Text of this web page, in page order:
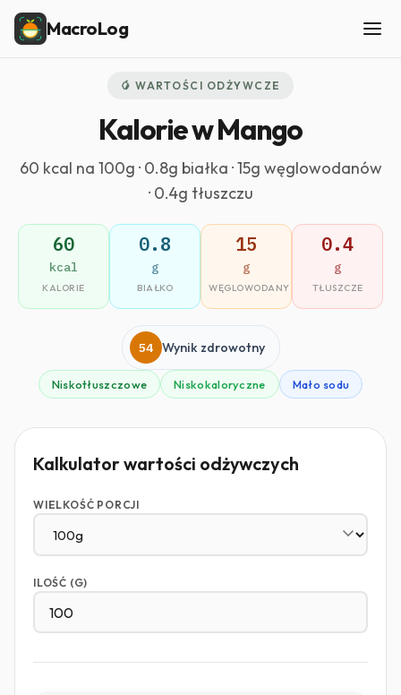
MacroLog
🥭 WARTOŚCI ODŻYWCZE
Kalorie w Mango
60 kcal na 100g · 0.8g białka · 15g węglowodanów
· 0.4g tłuszczu
60
kcal
KALORIE
0.8
g
BIAŁKO
15
g
WĘGLOWODANY
0.4
g
TŁUSZCZE
54 Wynik zdrowotny
Niskotłuszczowe Niskokaloryczne Mało sodu
Kalkulator wartości odżywczych
WIELKOŚĆ PORCJI
ILOŚĆ (G)